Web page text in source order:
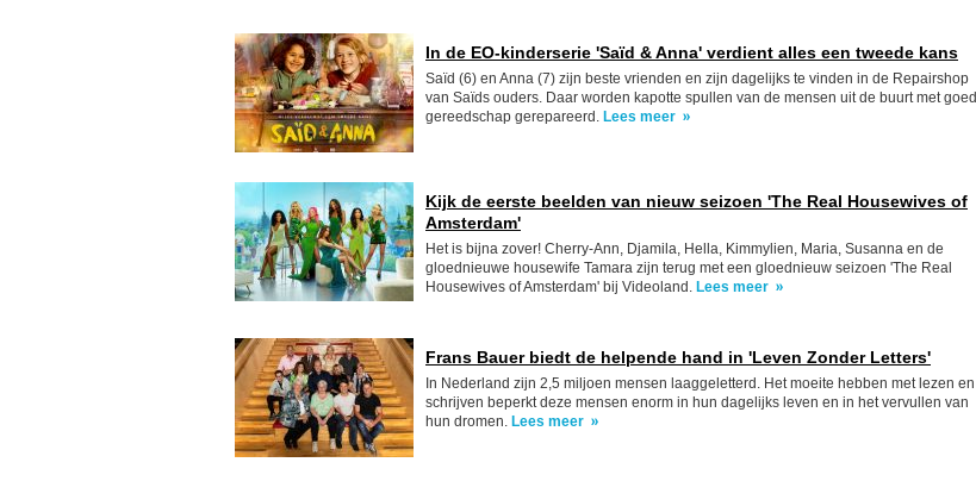
In de EO-kinderserie 'Saïd & Anna' verdient alles een tweede kans
Saïd (6) en Anna (7) zijn beste vrienden en zijn dagelijks te vinden in de Repairshop
van Saïds ouders. Daar worden kapotte spullen van de mensen uit de buurt met goed
gereedschap gerepareerd. Lees meer
Kijk de eerste beelden van nieuw seizoen 'The Real Housewives of
Amsterdam'
Het is bijna zover! Cherry-Ann, Djamila, Hella, Kimmylien, Maria, Susanna en de
gloednieuwe housewife Tamara zijn terug met een gloednieuw seizoen 'The Real
Housewives of Amsterdam' bij Videoland. Lees meer
Frans Bauer biedt de helpende hand in 'Leven Zonder Letters'
In Nederland zijn 2,5 miljoen mensen laaggeletterd. Het moeite hebben met lezen en
schrijven beperkt deze mensen enorm in hun dagelijks leven en in het vervullen van
hun dromen. Lees meer